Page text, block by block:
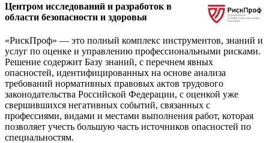
Центром исследований и разработок в
области безопасности и здоровья
«РискПроф» — это полный комплекс инструментов, знаний и
услуг по оценке и управлению профессиональными рисками.
Решение содержит Базу знаний, с перечнем явных
опасностей, идентифицированных на основе анализа
требований нормативных правовых актов трудового
законодательства Российской Федерации, с оценкой уже
свершившихся негативных событий, связанных с
профессиями, видами и местами выполнения работ, которая
позволяет учесть большую часть источников опасностей по
специальностям.